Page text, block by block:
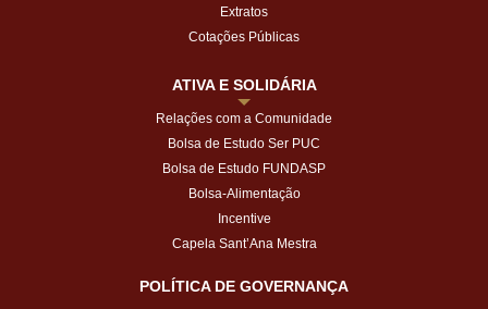
Extratos
Cotações Públicas
ATIVA E SOLIDÁRIA
Relações com a Comunidade
Bolsa de Estudo Ser PUC
Bolsa de Estudo FUNDASP
Bolsa-Alimentação
Incentive
Capela Sant’Ana Mestra
POLÍTICA DE GOVERNANÇA